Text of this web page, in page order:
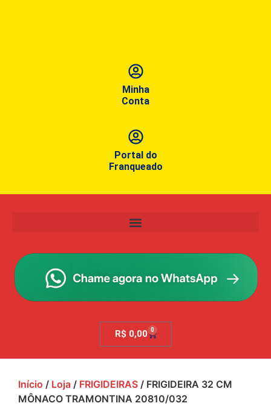
Minha
Conta
Portal do
Franqueado
R$ 0,00 0
Início / Loja / FRIGIDEIRAS / FRIGIDEIRA 32 CM
MÔNACO TRAMONTINA 20810/032